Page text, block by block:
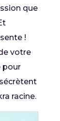
que
!
votre
pour
racine.